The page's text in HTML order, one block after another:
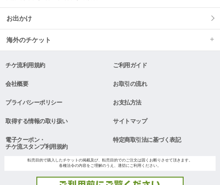
お出かけ
海外のチケット
チケ流利用規約 ご利用ガイド
会社概要 お取引の流れ
プライバシーポリシー お支払方法
取得する情報の取り扱い サイトマップ
電子クーポン・
チケ流スタンプ利用規約
特定商取引法に基づく表記
転売目的で購入したチケットの掲載及び、転売目的でのご注文は固くお断りさせて頂きます。
各種法令の内容をご理解のうえ、適切にご利用ください。